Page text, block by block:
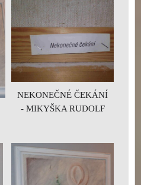
NEKONEČNÉ ČEKÁNÍ
- MIKYŠKA RUDOLF